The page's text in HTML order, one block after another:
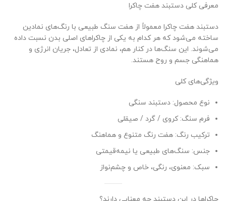
معرفی کلی دستبند هفت چاکرا
دستبند هفت چاکرا معمولاً از هفت سنگ طبیعی با رنگ‌های نمادین
ساخته می‌شود که هر کدام به یکی از چاکراهای اصلی بدن نسبت داده
می‌شوند. این سنگ‌ها در کنار هم، نمادی از تعادل، جریان انرژی و
هماهنگی جسم و روح هستند.
ویژگی‌های کلی
نوع محصول: دستبند سنگی
فرم سنگ: کروی / گرد / صیقلی
ترکیب رنگ: هفت رنگ متنوع و هماهنگ
جنس: سنگ‌های طبیعی یا نیمه‌قیمتی
سبک: معنوی، رنگی، خاص و چشم‌نواز
چاکراها در این دستبند چه معنایی دارند؟